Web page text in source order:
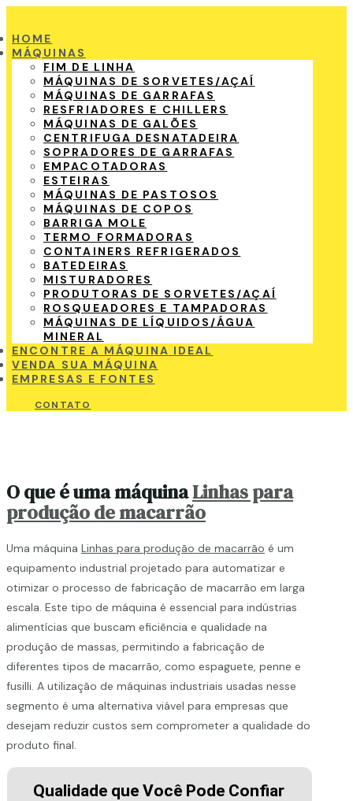
HOME
MÁQUINAS
FIM DE LINHA
MÁQUINAS DE SORVETES/AÇAÍ
MÁQUINAS DE GARRAFAS
RESFRIADORES E CHILLERS
MÁQUINAS DE GALÕES
CENTRIFUGA DESNATADEIRA
SOPRADORES DE GARRAFAS
EMPACOTADORAS
ESTEIRAS
MÁQUINAS DE PASTOSOS
MÁQUINAS DE COPOS
BARRIGA MOLE
TERMO FORMADORAS
CONTAINERS REFRIGERADOS
BATEDEIRAS
MISTURADORES
PRODUTORAS DE SORVETES/AÇAÍ
ROSQUEADORES E TAMPADORAS
MÁQUINAS DE LÍQUIDOS/ÁGUA
MINERAL
ENCONTRE A MÁQUINA IDEAL
VENDA SUA MÁQUINA
EMPRESAS E FONTES
CONTATO
O que é uma máquinaLinhas para
produção de macarrão
Uma máquina Linhas para produção de macarrão é um
equipamento industrial projetado para automatizar e
otimizar o processo de fabricação de macarrão em larga
escala. Este tipo de máquina é essencial para indústrias
alimentícias que buscam eficiência e qualidade na
produção de massas, permitindo a fabricação de
diferentes tipos de macarrão, como espaguete, penne e
fusilli. A utilização de máquinas industriais usadas nesse
segmento é uma alternativa viável para empresas que
desejam reduzir custos sem comprometer a qualidade do
produto final.
Qualidade que Você Pode Confiar